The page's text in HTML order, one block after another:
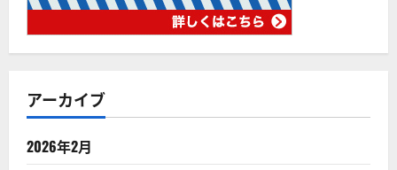
アーカイブ
2026年2月